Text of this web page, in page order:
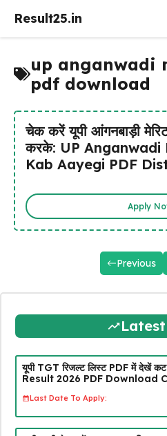
Result25.in
up anganwadi
pdf download
चेक करें यूपी आंगनबाड़ी
करके: UP Anganwadi
Kab Aayegi PDF
Apply
Previous
यूपी TGT रिजल्ट लिस्ट PDF में देखें
Result 2026 PDF Download
Last Date To Apply: